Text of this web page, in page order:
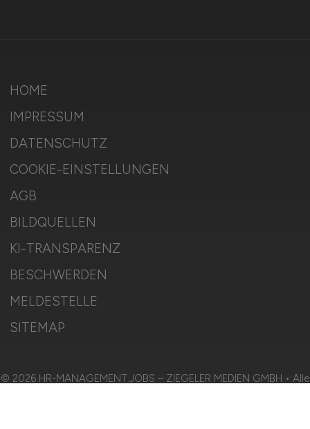
HOME
IMPRESSUM
DATENSCHUTZ
COOKIE-EINSTELLUNGEN
AGB
BILDQUELLEN
KI-TRANSPARENZ
BESCHWERDEN
MELDESTELLE
SITEMAP
© 2026 HR-MANAGEMENT.JOBS – ZIEGELER MEDIEN GMBH • Alle